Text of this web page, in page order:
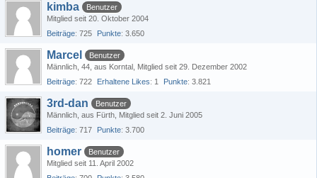
kimba
Benutzer
Mitglied seit 20. Oktober 2004
Beiträge 725 Punkte 3.650
Marcel
Benutzer
Männlich 44 aus Korntal Mitglied seit 29. Dezember 2002
Beiträge 722 Erhaltene Likes 1 Punkte 3.821
3rd-dan
Benutzer
Männlich aus Fürth Mitglied seit 2. Juni 2005
Beiträge 717 Punkte 3.700
homer
Benutzer
Mitglied seit 11. April 2002